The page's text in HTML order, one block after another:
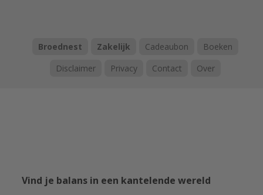
Broednest Zakelijk Cadeaubon
Boeken
Disclaimer
Privacy Contact Over
Vind je balans in een kantelende wereld